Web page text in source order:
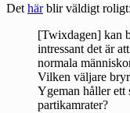
Dethärblir väldigt roligt:
[Twixdagen] kan
intressant det är
normala
Vilken väljare
Ygeman håller ett
partikamrater?